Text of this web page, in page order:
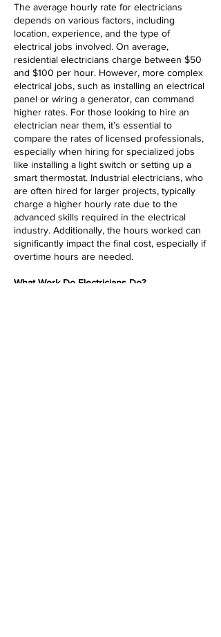
The average hourly rate for electricians
depends on various factors, including
location, experience, and the type of
electrical jobs involved. On average,
residential electricians charge between $50
and $100 per hour. However, more complex
electrical jobs, such as installing an electrical
panel or wiring a generator, can command
higher rates. For those looking to hire an
electrician near them, it’s essential to
compare the rates of licensed professionals,
especially when hiring for specialized jobs
like installing a light switch or setting up a
smart thermostat. Industrial electricians, who
are often hired for larger projects, typically
charge a higher hourly rate due to the
advanced skills required in the electrical
industry. Additionally, the hours worked can
significantly impact the final cost, especially if
overtime hours are needed.
What Work Do Electricians Do?